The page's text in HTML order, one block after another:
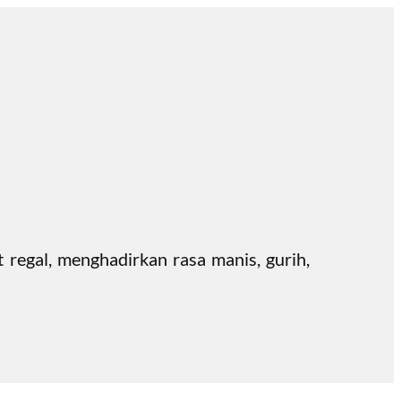
menghadirkan rasa manis, gurih,